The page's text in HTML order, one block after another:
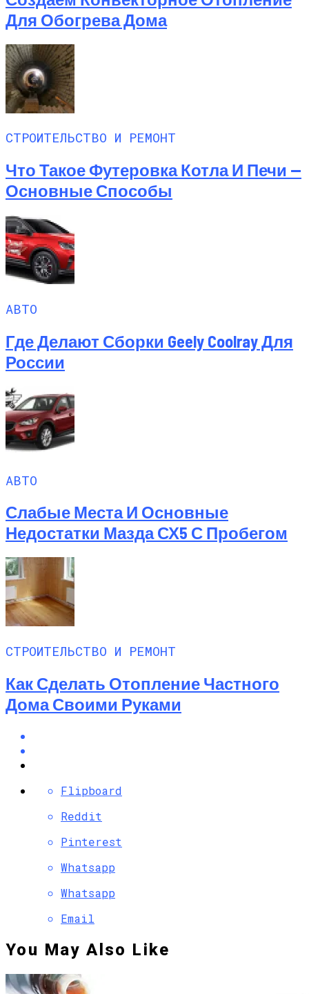
Для Обогрева Дома
СТРОИТЕЛЬСТВО И РЕМОНТ
Что Такое Футеровка Котла И Печи —
Основные Способы
АВТО
Где Делают Сборки Geely Coolray Для
России
АВТО
Слабые Места И Основные
Недостатки Мазда СХ5 С Пробегом
СТРОИТЕЛЬСТВО И РЕМОНТ
Как Сделать Отопление Частного
Дома Своими Руками
Flipboard
Reddit
Pinterest
Whatsapp
Whatsapp
Email
You May Also Like